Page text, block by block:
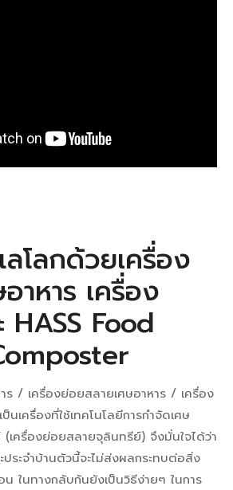
โลกด้วยเครื่อง
าหาร เครื่อง
HASS Food
ร / เครื่องย่อยสลายเศษอาหาร / เครื่อง
นเครื่องที่ใช้เทคโนโลยีการกำจัดเศษ
เครื่องย่อยสลายจุลินทรีย์) จึงมั่นใจได้ว่า
ระจำบ้านตัวนี้จะไม่ส่งผลกระทบต่อสิ่ง
ในทางกลับกันยังเป็นวิธีง่ายๆ ในการ